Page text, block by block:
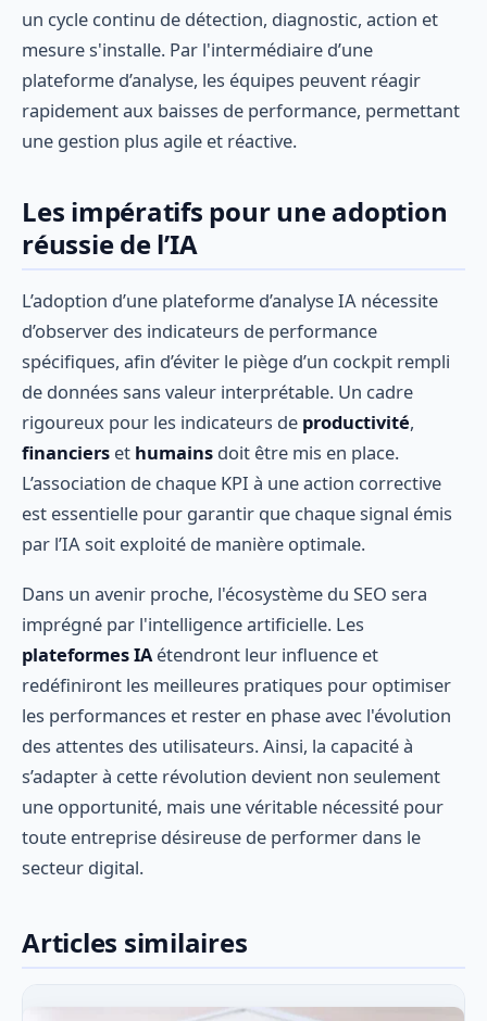
un cycle continu de détection, diagnostic, action et
mesure s'installe. Par l'intermédiaire d’une
plateforme d’analyse, les équipes peuvent réagir
rapidement aux baisses de performance, permettant
une gestion plus agile et réactive.
Les impératifs pour une adoption
réussie de l’IA
L’adoption d’une plateforme d’analyse IA nécessite
d’observer des indicateurs de performance
spécifiques, afin d’éviter le piège d’un cockpit rempli
de données sans valeur interprétable. Un cadre
rigoureux pour les indicateurs de productivité,
financiers et humains doit être mis en place.
L’association de chaque KPI à une action corrective
est essentielle pour garantir que chaque signal émis
par l’IA soit exploité de manière optimale.
Dans un avenir proche, l'écosystème du SEO sera
imprégné par l'intelligence artificielle. Les
plateformes IAétendront leur influence et
redéfiniront les meilleures pratiques pour optimiser
les performances et rester en phase avec l'évolution
des attentes des utilisateurs. Ainsi, la capacité à
s’adapter à cette révolution devient non seulement
une opportunité, mais une véritable nécessité pour
toute entreprise désireuse de performer dans le
secteur digital.
Articles similaires